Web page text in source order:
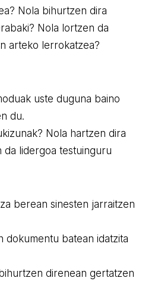
Nola bihurtzen dira
Nola lortzen da
arteko lerrokatzea?
uste duguna baino
du.
Nola hartzen dira
da lidergoa testuinguru
berean sinesten jarraitzen
dokumentu batean idatzita
direnean gertatzen